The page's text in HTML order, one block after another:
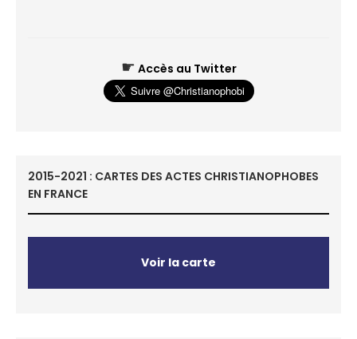
☛ Accès au Twitter
2015-2021 : CARTES DES ACTES CHRISTIANOPHOBES
EN FRANCE
Voir la carte